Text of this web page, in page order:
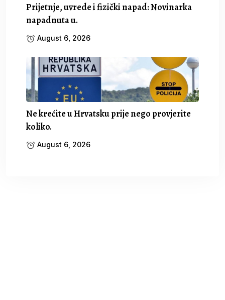
Prijetnje, uvrede i fizički napad: Novinarka
napadnuta u.
August 6, 2026
Ne krećite u Hrvatsku prije nego provjerite
koliko.
August 6, 2026